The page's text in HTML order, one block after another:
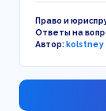
Право и
Ответы на
Автор:kolstney